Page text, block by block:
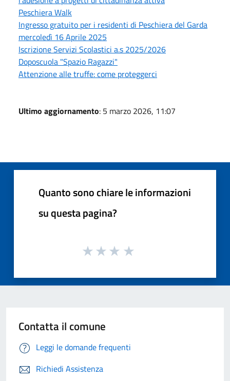
Peschiera Walk
Ingresso gratuito per i residenti di Peschiera del Garda
mercoledì 16 Aprile 2025
Iscrizione Servizi Scolastici a.s 2025/2026
Doposcuola "Spazio Ragazzi"
Attenzione alle truffe: come proteggerci
Ultimo aggiornamento: 5 marzo 2026, 11:07
Quanto sono chiare le informazioni
su questa pagina?
Contatta il comune
Leggi le domande frequenti
Richiedi Assistenza